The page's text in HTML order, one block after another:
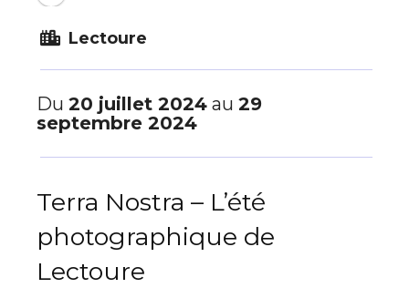
Lectoure
Du 20 juillet 2024 au 29
septembre 2024
Terra Nostra – L’été
photographique de
Lectoure